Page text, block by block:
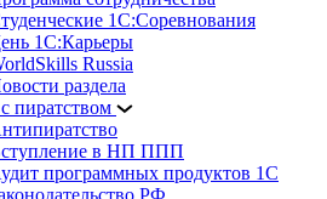
1С:Соревнования
1С:Карьеры
Russia
раздела
пиратством
в НП ППП
программных продуктов 1С
РФ